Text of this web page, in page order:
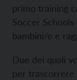
primo training
Soccer Schools
bambini/e e
Due dei quali
per